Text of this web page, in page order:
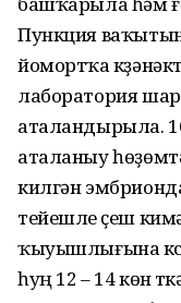
Пункция
йомортҡа
лаборатория
аталандырыла.
аталаныу
килгән
тейешле үҫеш
ҡыуышлығына
һуң 12 – 14 көн